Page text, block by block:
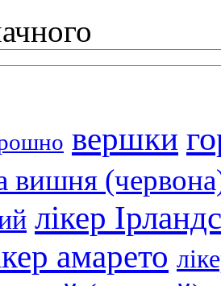
вершки
вишня
лікер
амарето